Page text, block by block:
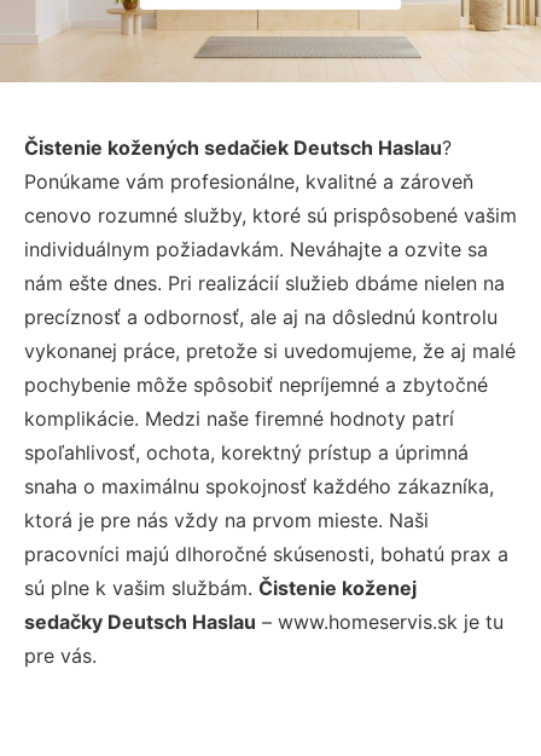
Čistenie kožených sedačiek Deutsch Haslau?
Ponúkame vám profesionálne, kvalitné a zároveň
cenovo rozumné služby, ktoré sú prispôsobené vašim
individuálnym požiadavkám. Neváhajte a ozvite sa
nám ešte dnes. Pri realizácií služieb dbáme nielen na
precíznosť a odbornosť, ale aj na dôslednú kontrolu
vykonanej práce, pretože si uvedomujeme, že aj malé
pochybenie môže spôsobiť nepríjemné a zbytočné
komplikácie. Medzi naše firemné hodnoty patrí
spoľahlivosť, ochota, korektný prístup a úprimná
snaha o maximálnu spokojnosť každého zákazníka,
ktorá je pre nás vždy na prvom mieste. Naši
pracovníci majú dlhoročné skúsenosti, bohatú prax a
sú plne k vašim službám. Čistenie koženej
sedačky Deutsch Haslau – www.homeservis.sk je tu
pre vás.